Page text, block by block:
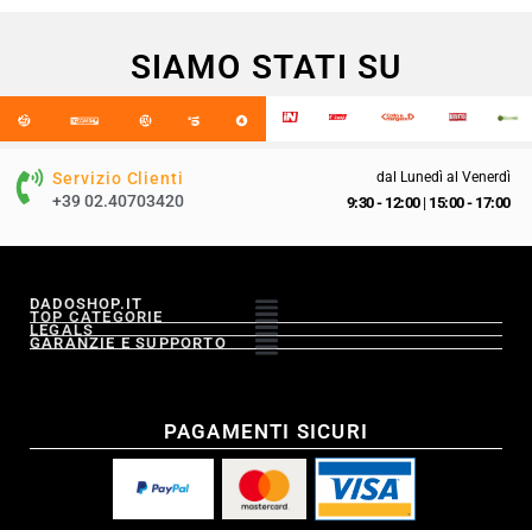
SIAMO STATI SU
Servizio Clienti
+39 02.40703420
dal Lunedì al Venerdì
9:30 - 12:00| 15:00 - 17:00
DADOSHOP.IT
TOP CATEGORIE
LEGALS
GARANZIE E SUPPORTO
PAGAMENTI SICURI